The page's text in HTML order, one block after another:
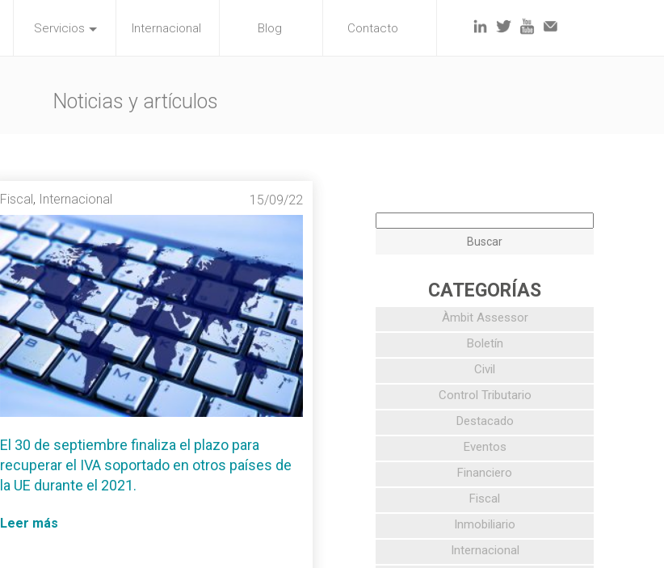
Servicios Internacional Blog Contacto
Noticias y artículos
Fiscal, Internacional 15/09/22
El 30 de septiembre finaliza el plazo para
recuperar el IVA soportado en otros países de
la UE durante el 2021.
Leer más
CATEGORÍAS
Àmbit Assessor
Boletín
Civil
Control Tributario
Destacado
Eventos
Financiero
Fiscal
Inmobiliario
Internacional